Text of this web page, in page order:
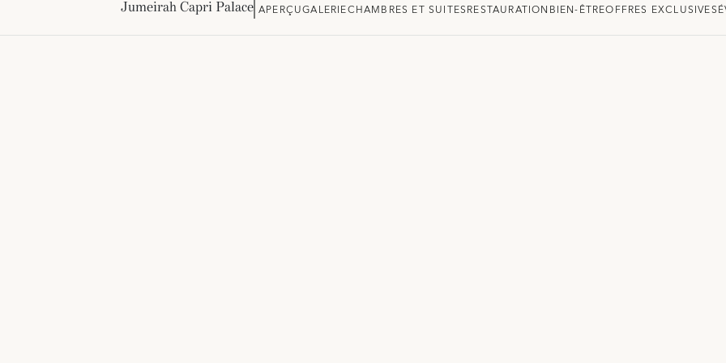
Jumeirah Capri Palace APERÇUGALERIECHAMBRES ET SUITESRESTAURATIONBIEN-ÊTREOFFRES EXCLUSIVES